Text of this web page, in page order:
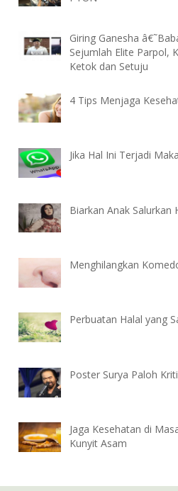
Giring Ganesha
Sejumlah Elite Parpol,
Ketok dan Setuju
4 Tips Menjaga
Jika Hal Ini Terjadi
Biarkan Anak Salurkan
Menghilangkan
Perbuatan Halal yang
Poster Surya Paloh
Jaga Kesehatan di
Kunyit Asam